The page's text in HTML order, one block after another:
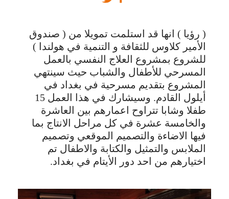
( رؤيا ) انها قد استلمت تمويلا من ( صندوق
الأمير كلاوس للثقافة و التنمية في هولندا )
للشروع بمشروع العلاج النفسي بالعمل
المسرحي للأطفال والشباب حيث سينتهي
المشروع بتقديم مسرحية في بغداد في
أيلول القادم. وسيشارك في هذا العمل 15
طفلا وشابا تتراوح اعمارهم بين العاشرة
والخامسة عشرة في كل مراحل الانتاج بما
فيها الاضاءة والتصميم الموقعي وتصميم
الملابس والتمثيل والكتابة والاطفال تم
اختيارهم من احد دور الأيتام في بغداد.